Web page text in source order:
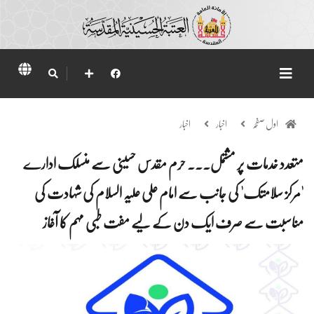
اول صفحہ اخبار اخبار
متعدد خدمات پر مشتمل... حرم مقدس حسینی سے منسلک ادارے
'مرکز سلامتک' کی جانب سے امام علی علیہ السلام کی شہادت کی
مناسبت سے صرف ایک دن کے لیے مفت طبی مہم کا آغاز